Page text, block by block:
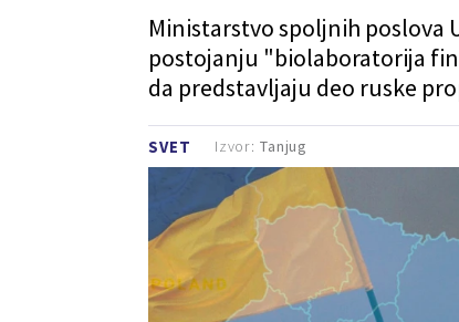
SVET
Ministarstvo spoljnih poslova
postojanju "biolaboratorija
da predstavljaju deo ruske
Izvor: Tanjug